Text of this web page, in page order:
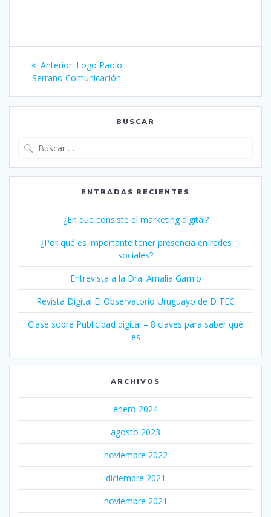
Navegación
de
entradas
Anterior: Entrada
anterior:
Logo Paolo
Serrano Comunicación
BUSCAR
ENTRADAS RECIENTES
¿En que consiste el marketing digital?
¿Por qué es importante tener presencia en redes
sociales?
Entrevista a la Dra. Amalia Gamio
Revista Digital El Observatorio Uruguayo de DITEC
Clase sobre Publicidad digital – 8 claves para saber qué
es
ARCHIVOS
enero 2024
agosto 2023
noviembre 2022
diciembre 2021
noviembre 2021